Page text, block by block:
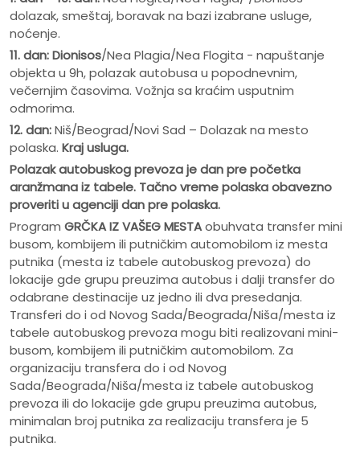
dolazak, smeštaj, boravak na bazi izabrane usluge,
noćenje.
11. dan: Dionisos/Nea Plagia/Nea Flogita - napuštanje
objekta u 9h, polazak autobusa u popodnevnim,
večernjim časovima. Vožnja sa kraćim usputnim
odmorima.
12. dan:Niš/Beograd/Novi Sad – Dolazak na mesto
polaska. Kraj usluga.
Polazak autobuskog prevoza je dan pre početka
aranžmana iz tabele. Tačno vreme polaska obavezno
proveriti u agenciji dan pre polaska.
Program GRČKA IZ VAŠEG MESTAobuhvata transfer mini
busom, kombijem ili putničkim automobilom iz mesta
putnika (mesta iz tabele autobuskog prevoza) do
lokacije gde grupu preuzima autobus i dalji transfer do
odabrane destinacije uz jedno ili dva presedanja.
Transferi do i od Novog Sada/Beograda/Niša/mesta iz
tabele autobuskog prevoza mogu biti realizovani mini-
busom, kombijem ili putničkim automobilom. Za
organizaciju transfera do i od Novog
Sada/Beograda/Niša/mesta iz tabele autobuskog
prevoza ili do lokacije gde grupu preuzima autobus,
minimalan broj putnika za realizaciju transfera je 5
putnika.